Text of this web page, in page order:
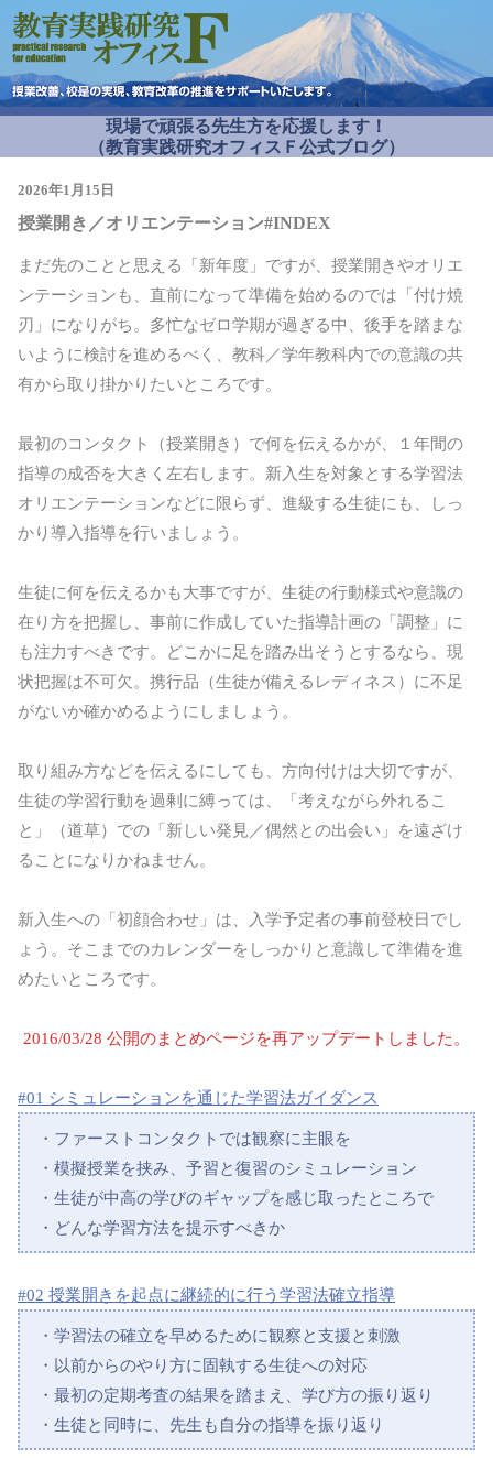
現場で頑張る先生方を応援します！
（教育実践研究オフィスＦ公式ブログ）
2026年1月15日
授業開き／オリエンテーション#INDEX
まだ先のことと思える「新年度」ですが、授業開きやオリエ
ンテーションも、直前になって準備を始めるのでは「付け焼
刃」になりがち。多忙なゼロ学期が過ぎる中、後手を踏まな
いように検討を進めるべく、教科／学年教科内での意識の共
有から取り掛かりたいところです。
最初のコンタクト（授業開き）で何を伝えるかが、１年間の
指導の成否を大きく左右します。新入生を対象とする学習法
オリエンテーションなどに限らず、進級する生徒にも、しっ
かり導入指導を行いましょう。
生徒に何を伝えるかも大事ですが、生徒の行動様式や意識の
在り方を把握し、事前に作成していた指導計画の「調整」に
も注力すべきです。どこかに足を踏み出そうとするなら、現
状把握は不可欠。携行品（生徒が備えるレディネス）に不足
がないか確かめるようにしましょう。
取り組み方などを伝えるにしても、方向付けは大切ですが、
生徒の学習行動を過剰に縛っては、「考えながら外れるこ
と」（道草）での「新しい発見／偶然との出会い」を遠ざけ
ることになりかねません。
新入生への「初顔合わせ」は、入学予定者の事前登校日でし
ょう。そこまでのカレンダーをしっかりと意識して準備を進
めたいところです。
2016/03/28 公開のまとめページを再アップデートしました。
#01 シミュレーションを通じた学習法ガイダンス
・ファーストコンタクトでは観察に主眼を
・模擬授業を挟み、予習と復習のシミュレーション
・生徒が中高の学びのギャップを感じ取ったところで
・どんな学習方法を提示すべきか
#02 授業開きを起点に継続的に行う学習法確立指導
・学習法の確立を早めるために観察と支援と刺激
・以前からのやり方に固執する生徒への対応
・最初の定期考査の結果を踏まえ、学び方の振り返り
・生徒と同時に、先生も自分の指導を振り返り